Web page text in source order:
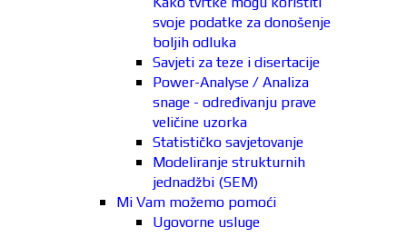
svoje podatke za donošenje
boljih odluka
Savjeti za teze i disertacije
Power-Analyse / Analiza
snage - određivanju prave
veličine uzorka
Statističko savjetovanje
Modeliranje strukturnih
jednadžbi (SEM)
Mi Vam možemo pomoći
Ugovorne usluge